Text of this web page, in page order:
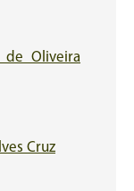
de Oliveira
Cruz